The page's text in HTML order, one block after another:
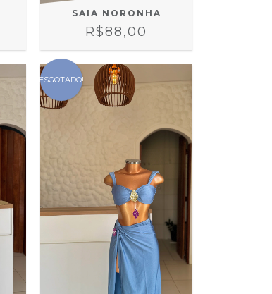
SAIA NORONHA
R$88,00
ESGOTADO!